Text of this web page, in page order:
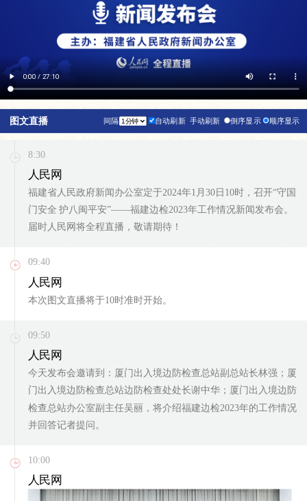
图文直播 间隔 自动刷新 手动刷新 倒序显示 顺序显示
8:30
人民网
福建省人民政府新闻办公室定于2024年1月30日10时，召开“守国
门安全 护八闽平安”——福建边检2023年工作情况新闻发布会。
届时人民网将全程直播，敬请期待！
09:40
人民网
本次图文直播将于10时准时开始。
09:50
人民网
今天发布会邀请到：厦门出入境边防检查总站副总站长林强；厦
门出入境边防检查总站边防检查处处长谢中华；厦门出入境边防
检查总站办公室副主任吴丽，将介绍福建边检2023年的工作情况
并回答记者提问。
10:00
人民网